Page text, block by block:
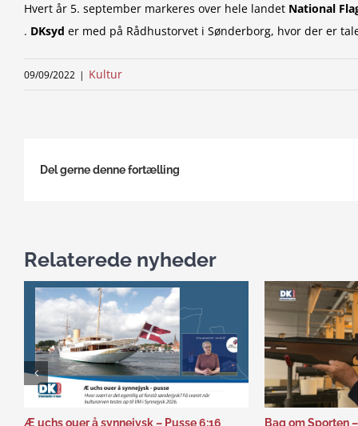
Hvert år 5. september markeres over hele landet National
. DKsyd er med på Rådhustorvet i Sønderborg, hvor der er
09/09/2022 | Kultur
Del gerne denne fortælling
Relaterede nyheder
Æ uchs ouer å synnejysk – Pusse 6:16
Bag om Sporten